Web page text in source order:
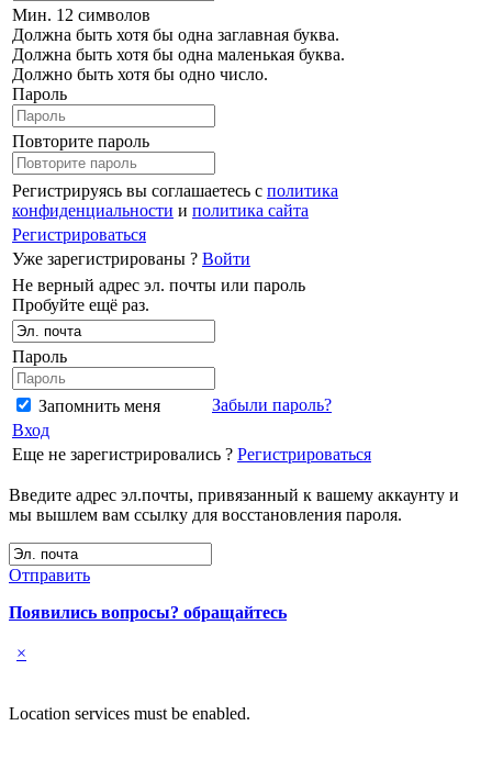
Мин. 12 символов
Должна быть хотя бы одна заглавная буква.
Должна быть хотя бы одна маленькая буква.
Должно быть хотя бы одно число.
Пароль
Повторите пароль
Регистрируясь вы соглашаетесь с политика
конфиденциальности и политика сайта
Регистрироваться
Уже зарегистрированы ? Войти
Не верный адрес эл. почты или пароль
Пробуйте ещё раз.
Пароль
Запомнить меня
Забыли пароль?
Вход
Еще не зарегистрировались ? Регистрироваться
Введите адрес эл.почты, привязанный к вашему аккаунту и
мы вышлем вам ссылку для восстановления пароля.
Отправить
Появились вопросы? обращайтесь
×
Location services must be enabled.